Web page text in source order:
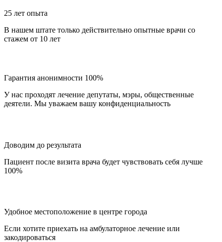
25 лет опыта
В нашем штате только действительно опытные врачи со
стажем от 10 лет
Гарантия анонимности 100%
У нас проходят лечение депутаты, мэры, общественные
деятели. Мы уважаем вашу конфиденциальность
Доводим до результата
Пациент после визита врача будет чувствовать себя лучше
100%
Удобное местоположение в центре города
Если хотите приехать на амбулаторное лечение или
закодироваться